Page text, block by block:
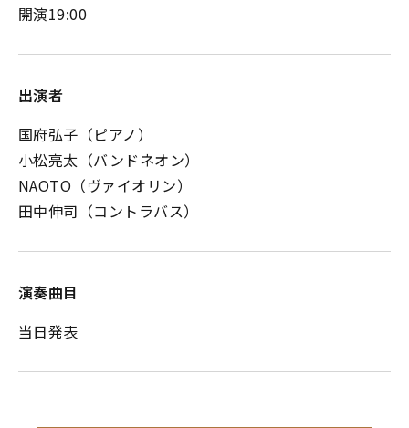
開演19:00
出演者
国府弘子（ピアノ）
小松亮太（バンドネオン）
NAOTO（ヴァイオリン）
田中伸司（コントラバス）
演奏曲目
当日発表